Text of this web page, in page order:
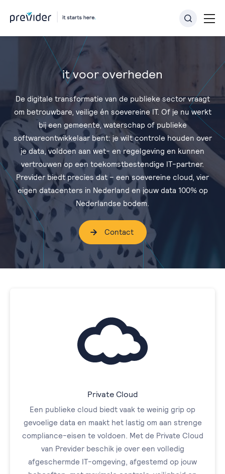
it voor overheden
De digitale transformatie van de publieke sector vraagt
om betrouwbare, veilige én soevereine IT. Of je nu werkt
bij een gemeente, waterschap of publieke
softwareontwikkelaar bent: je wilt controle houden over
je data, voldoen aan wet- en regelgeving en kunnen
vertrouwen op een toekomstbestendige IT-partner.
Previder biedt precies dat – een soevereine cloud, vier
eigen datacenters in Nederland en jouw data 100% op
Nederlandse bodem.
Contact
Private Cloud
Een publieke cloud biedt vaak te weinig grip op
gevoelige data en maakt het lastig om aan strenge
compliance-eisen te voldoen. Met de Private Cloud
van Previder beschik je over een volledig
afgeschermde IT-omgeving, afgestemd op jouw